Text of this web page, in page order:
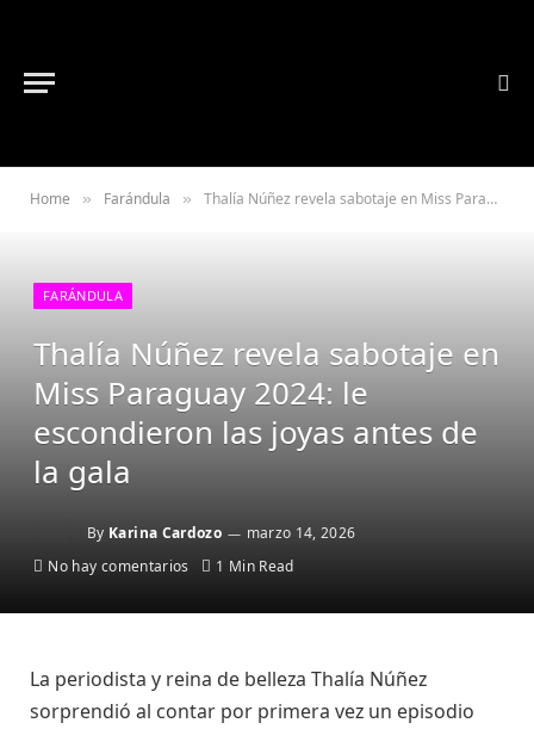
Home » Farándula » Thalía Núñez revela sabotaje en Miss Paraguay 2024: le escondieron las joyas antes de la gala
FARÁNDULA
Thalía Núñez revela sabotaje en
Miss Paraguay 2024: le
escondieron las joyas antes de
la gala
By Karina Cardozo
marzo 14, 2026
No hay comentarios
1 Min Read
La periodista y reina de belleza Thalía Núñez
sorprendió al contar por primera vez un episodio